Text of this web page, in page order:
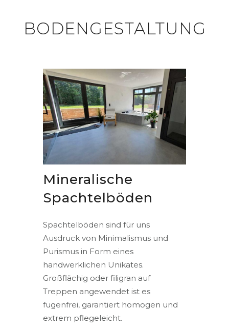
BODENGESTALTUNG
Mineralische
Spachtelböden
Spachtelböden sind für uns
Ausdruck von Minimalismus und
Purismus in Form eines
handwerklichen Unikates.
Großflächig oder filigran auf
Treppen angewendet ist es
fugenfrei, garantiert homogen und
extrem pflegeleicht.